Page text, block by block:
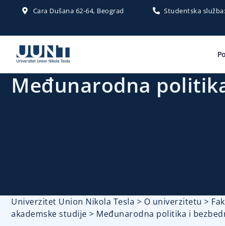
Cara Dušana 62-64, Beograd Studentska
Međunarodna
Univerzitet Union Nikola Tesla > O univerzitetu >
akademske studije > Međunarodna politika i